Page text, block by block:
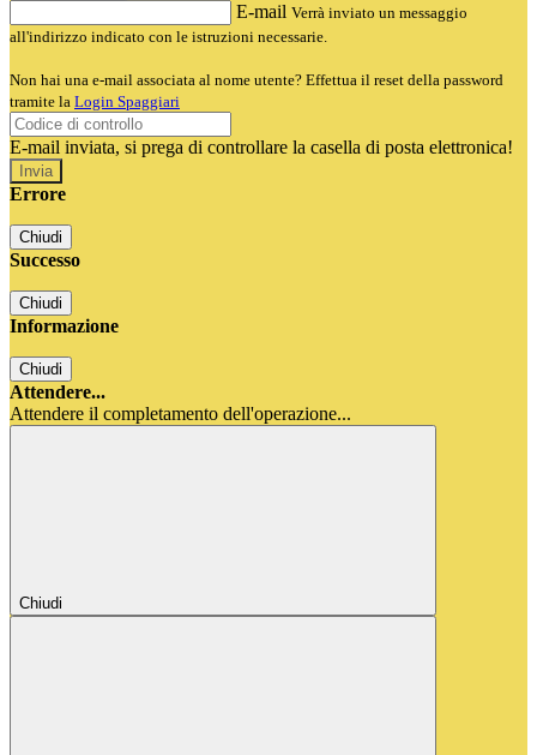
E-mail Verrà inviato un messaggio
all'indirizzo indicato con le istruzioni necessarie.
Non hai una e-mail associata al nome utente? Effettua il reset della password
tramite la Login Spaggiari
E-mail inviata, si prega di controllare la casella di posta elettronica!
Errore
Chiudi
Successo
Chiudi
Informazione
Chiudi
Attendere...
Attendere il completamento dell'operazione...
Chiudi